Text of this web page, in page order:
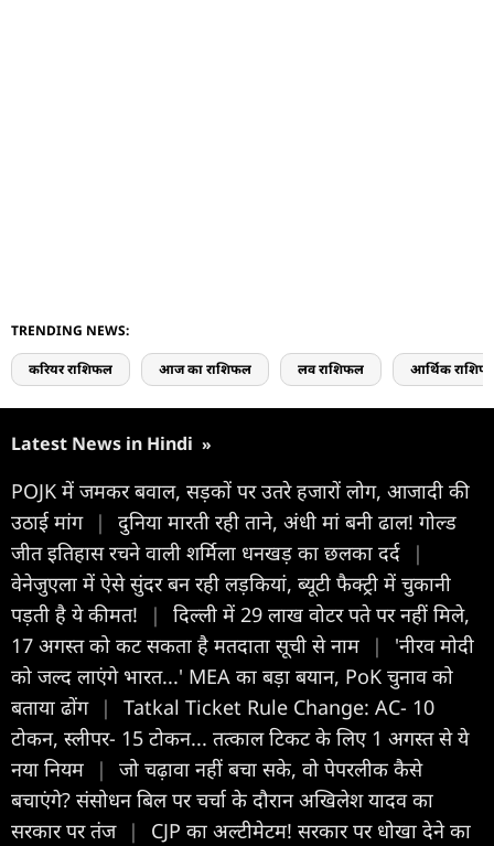
TRENDING NEWS:
करियर राशिफल आज का राशिफल लव राशिफल आर्थिक
Latest News in Hindi »
POJK में जमकर बवाल, सड़कों पर उतरे हजारों लोग, आजादी की
उठाई मांग |
दुनिया मारती रही ताने, अंधी मां बनी ढाल! गोल्ड
जीत इतिहास रचने वाली शर्मिला धनखड़ का छलका दर्द
|
वेनेजुएला में ऐसे सुंदर बन रही लड़कियां, ब्यूटी फैक्ट्री में चुकानी
पड़ती है ये कीमत!
|
दिल्ली में 29 लाख वोटर पते पर नहीं मिले,
17 अगस्त को कट सकता है मतदाता सूची से नाम
|
'नीरव मोदी
को जल्द लाएंगे भारत...' MEA का बड़ा बयान, PoK चुनाव को
बताया ढोंग |
Tatkal Ticket Rule Change: AC- 10
टोकन, स्लीपर- 15 टोकन... तत्काल टिकट के लिए 1 अगस्त से ये
नया नियम
|
जो चढ़ावा नहीं बचा सके, वो पेपरलीक कैसे
बचाएंगे? संसोधन बिल पर चर्चा के दौरान अखिलेश यादव का
सरकार पर तंज |
CJP का अल्टीमेटम! सरकार पर धोखा देने का